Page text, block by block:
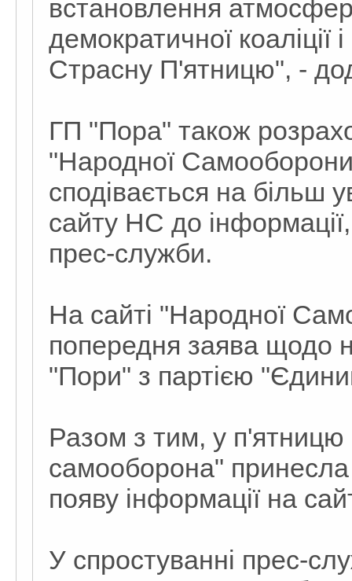
встановлення
демократичної
Страсну П'ятницю", -
ГП "Пора" також
"Народної
сподівається на більш
сайту НС до
прес-служби.
На сайті "Народної
попередня заява щодо
"Пори" з партією
Разом з тим, у п'ятницю
самооборона" принесла
появу інформації на
У спростуванні прес-